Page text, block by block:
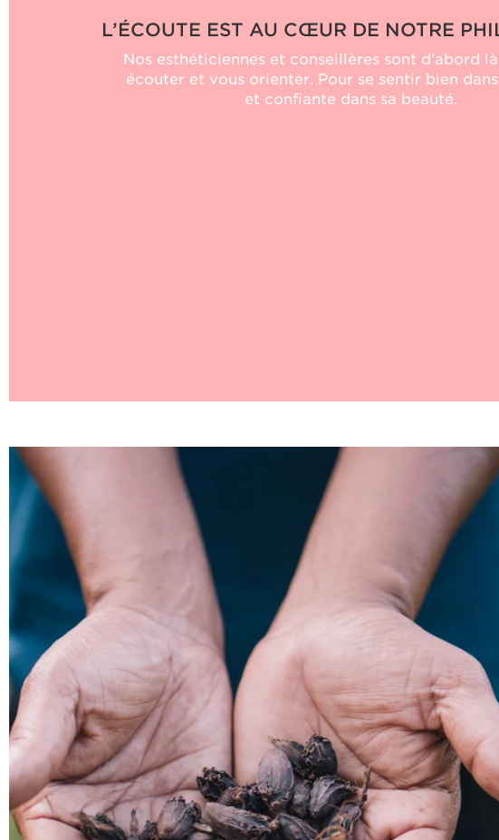
L’ÉCOUTE EST AU CŒUR DE NOTRE
Nos esthéticiennes et conseillères sont d’abord
écouter et vous orienter. Pour se sentir bien
et confiante dans sa beauté.